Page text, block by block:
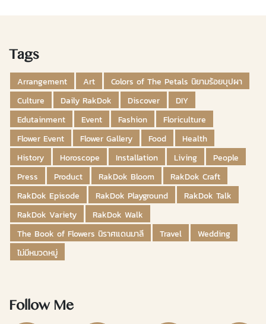
Tags
Arrangement Art
Colors of The Petals นิยามร้อยบุปผา
Culture
Daily RakDok Discover
DIY
Edutainment
Event Fashion
Floriculture
Flower Event
Flower Gallery Food
Health
History
Horoscope Installation Living
People
Press
Product RakDok Bloom
RakDok Craft
RakDok Episode
RakDok Playground
RakDok Talk
RakDok Variety
RakDok Walk
The Book of Flowers นิราศแดนมาลี
Travel
Wedding
ไม่มีหมวดหมู่
Follow Me